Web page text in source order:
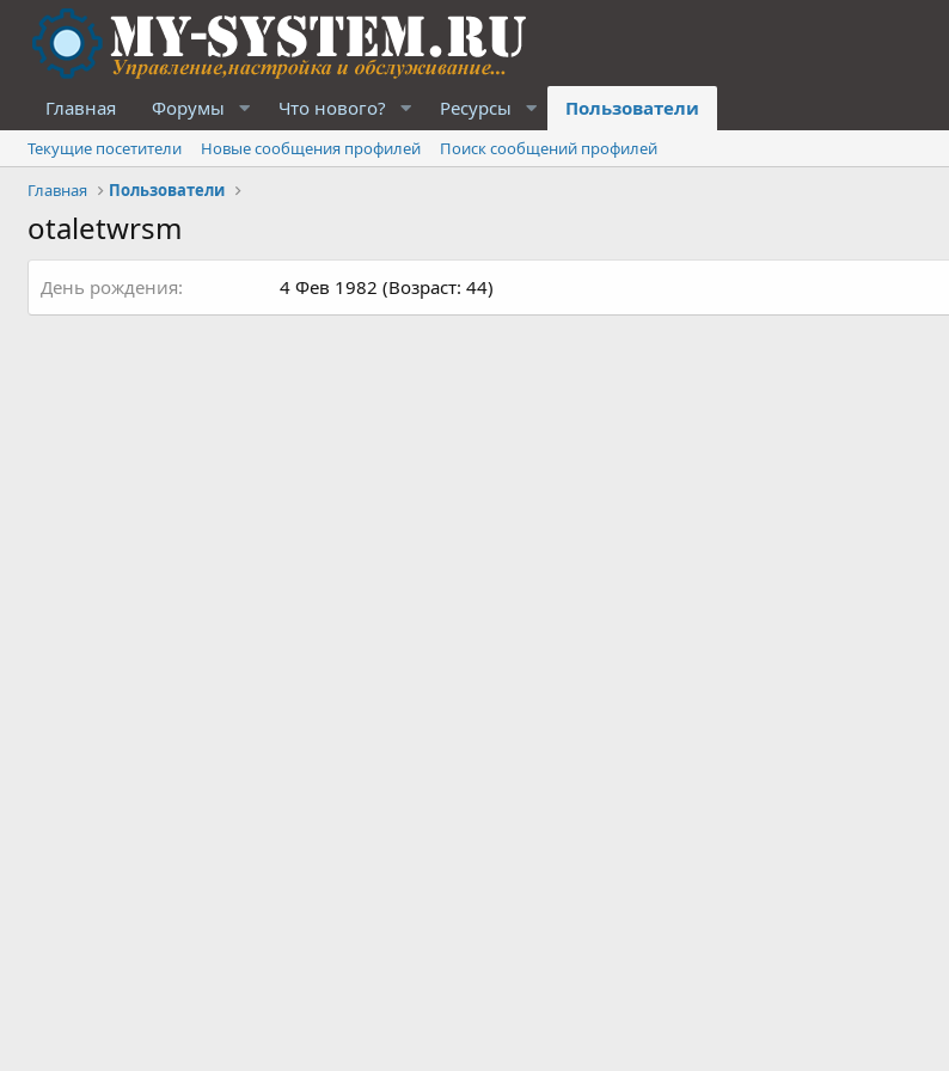
Главная Форумы Что нового? Ресурсы Пользователи
Текущие посетители Новые сообщения профилей
Поиск сообщений профилей
Главная
Пользователи
otaletwrsm
День рождения 4 Фев 1982 (Возраст: 44)